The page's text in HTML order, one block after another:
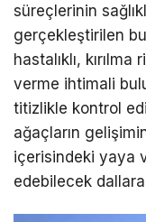
süreçlerinin
gerçekleştirilen
hastalıklı,
verme ihtimali
titizlikle kontrol
ağaçların
içerisindeki yaya
edebilecek